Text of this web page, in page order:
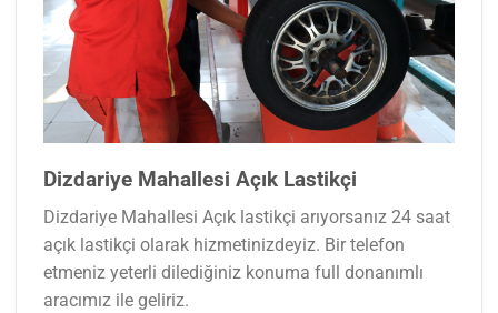
Dizdariye Mahallesi Açık Lastikçi
Dizdariye Mahallesi Açık lastikçi arıyorsanız 24 saat
açık lastikçi olarak hizmetinizdeyiz. Bir telefon
etmeniz yeterli dilediğiniz konuma full donanımlı
aracımız ile geliriz.